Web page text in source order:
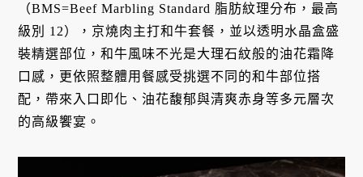
（BMS=Beef Marbling Standard 脂肪紋理分布，最高
級別 12），京燒肉主打和牛套餐，並以透明水晶盒盛
裝精選部位，和牛風味不光是大理石紋般的油花霜降
口感，更依照整體用餐感受挑選不同的和牛部位搭
配，帶來入口即化、油花馥郁與清爽赤身等多元層次
的高級饗宴。